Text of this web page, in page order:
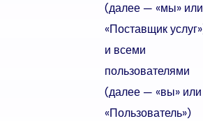
(далее — «мы» или
«Поставщик
и всеми
пользователями
(далее — «вы» или
«Пользователь»)